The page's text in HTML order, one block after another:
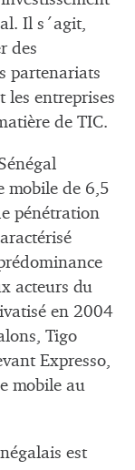
Il s´agit,
des
partenariats
les entreprises
de TIC.
mobile de 6,5
pénétration
acteurs du
en 2004
Tigo
Expresso,
mobile au
est